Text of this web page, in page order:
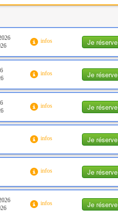
Je réserve
infos
Je réserve
infos
Je réserve
infos
Je réserve
infos
Je réserve
infos
Je réserve
infos